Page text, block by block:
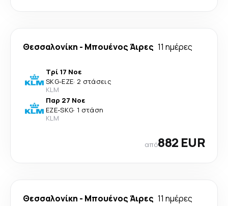
Θεσσαλονίκη - Μπουένος Άιρες 11 ημέρες
Τρί 17 Νοε
SKG-EZE· 2 στάσεις
KLM
Παρ 27 Νοε
EZE-SKG· 1 στάση
KLM
από882 EUR
Θεσσαλονίκη - Μπουένος Άιρες 11 ημέρες